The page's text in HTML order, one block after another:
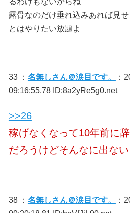
るわけもないからね
露骨なのだけ垂れ込みあれば見
とはやりたい放題よ
33 ： 名無しさん＠涙目です。
：
09:16:55.78 ID:8a2yRe5g0.net
>>26
稼げなくなって10年前に
だろうけどそんなに出ない
38 ： 名無しさん＠涙目です。
：